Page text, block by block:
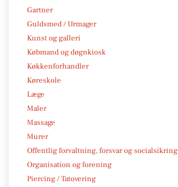
Gartner
Guldsmed / Urmager
Kunst og galleri
Købmand og døgnkiosk
Køkkenforhandler
Køreskole
Læge
Maler
Massage
Murer
Offentlig forvaltning, forsvar og socialsikring
Organisation og forening
Piercing / Tatovering